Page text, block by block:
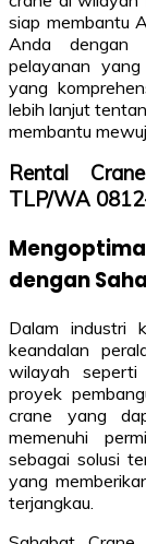
siap membantu
Anda dengan
pelayanan
yang
lebih lanjut
membantu
Rental
TLP/WA
dengan
Dalam industri
keandalan
wilayah seperti
proyek
crane yang
memenuhi
sebagai solusi
yang
terjangkau.